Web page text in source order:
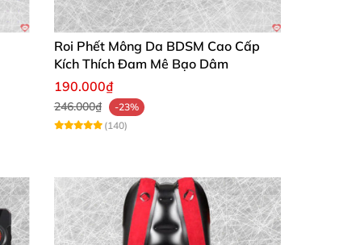
Roi Phết Mông Da BDSM Cao Cấp
Kích Thích Đam Mê Bạo Dâm
190.000₫
246.000₫
-23%
(140)